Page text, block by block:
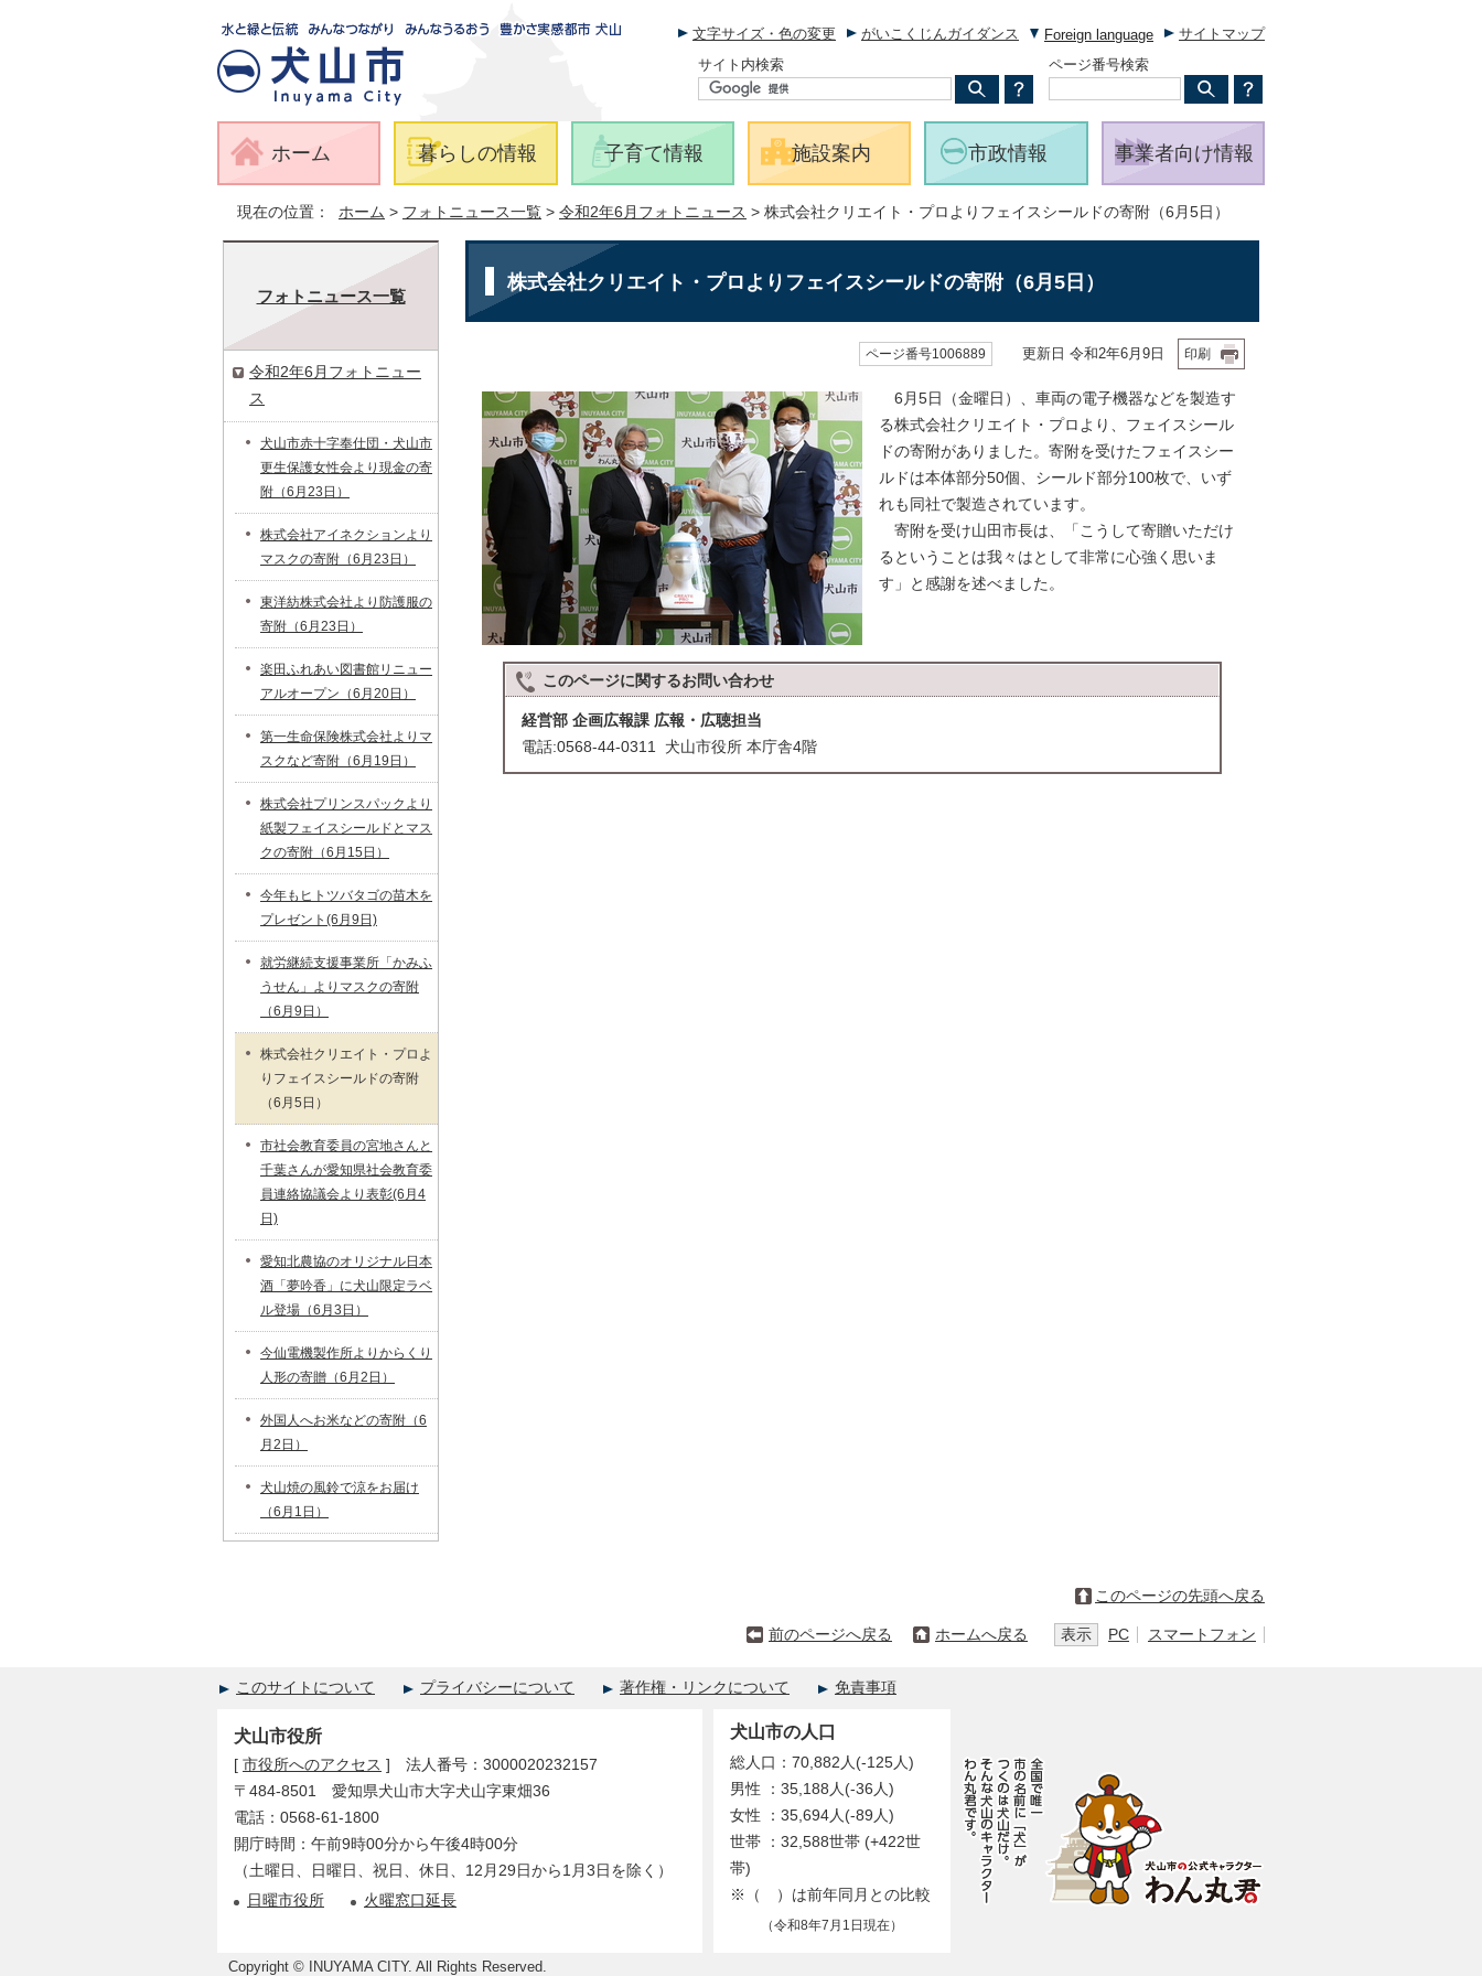
文字サイズ・色の変更 がいこくじんガイダンス Foreign language
サイトマップ
サイト内検索
ページ番号検索
ホーム 暮らしの情報 子育て情報 施設案内 市政情報 事業者向け情報
現在の位置： ホーム > フォトニュース一覧 > 令和2年6月フォトニュース > 株式会社クリエイト・プロよりフェイスシールドの寄附（6月5日）
株式会社クリエイト・プロよりフェイスシールドの寄附（6月5日）
ページ番号1006889 更新日 令和2年6月9日 印刷
6月5日（金曜日）、車両の電子機器などを製造す
る株式会社クリエイト・プロより、フェイスシール
ドの寄附がありました。寄附を受けたフェイスシー
ルドは本体部分50個、シールド部分100枚で、いず
れも同社で製造されています。
寄附を受け山田市長は、「こうして寄贈いただけ
るということは我々はとして非常に心強く思いま
す」と感謝を述べました。
このページに関するお問い合わせ
経営部 企画広報課 広報・広聴担当
電話:0568-44-0311 犬山市役所 本庁舎4階
フォトニュース一覧
令和2年6月フォトニュー
ス
犬山市赤十字奉仕団・犬山市
更生保護女性会より現金の寄
附（6月23日）
株式会社アイネクションより
マスクの寄附（6月23日）
東洋紡株式会社より防護服の
寄附（6月23日）
楽田ふれあい図書館リニュー
アルオープン（6月20日）
第一生命保険株式会社よりマ
スクなど寄附（6月19日）
株式会社プリンスパックより
紙製フェイスシールドとマス
クの寄附（6月15日）
今年もヒトツバタゴの苗木を
プレゼント(6月9日)
就労継続支援事業所「かみふ
うせん」よりマスクの寄附
（6月9日）
株式会社クリエイト・プロよ
りフェイスシールドの寄附
（6月5日）
市社会教育委員の宮地さんと
千葉さんが愛知県社会教育委
員連絡協議会より表彰(6月4
日)
愛知北農協のオリジナル日本
酒「夢吟香」に犬山限定ラベ
ル登場（6月3日）
今仙電機製作所よりからくり
人形の寄贈（6月2日）
外国人へお米などの寄附（6
月2日）
犬山焼の風鈴で涼をお届け
（6月1日）
このページの先頭へ戻る
前のページへ戻る ホームへ戻る 表示 PC スマートフォン
このサイトについて プライバシーについて 著作権・リンクについて 免責事項
犬山市役所
[ 市役所へのアクセス ] 法人番号：3000020232157
〒484-8501 愛知県犬山市大字犬山字東畑36
電話：0568-61-1800
開庁時間：午前9時00分から午後4時00分
（土曜日、日曜日、祝日、休日、12月29日から1月3日を除く）
日曜市役所
火曜窓口延長
犬山市の人口
総人口：70,882人(-125人)
男性 ：35,188人(-36人)
女性 ：35,694人(-89人)
世帯 ：32,588世帯 (+422世
帯)
※（ ）は前年同月との比較
（令和8年7月1日現在）
Copyright © INUYAMA CITY. All Rights Reserved.